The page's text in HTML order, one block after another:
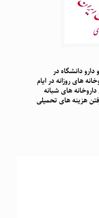
دارو دانشگاه در
های روزانه در ایام
های شبانه
هزینه های تحمیلی